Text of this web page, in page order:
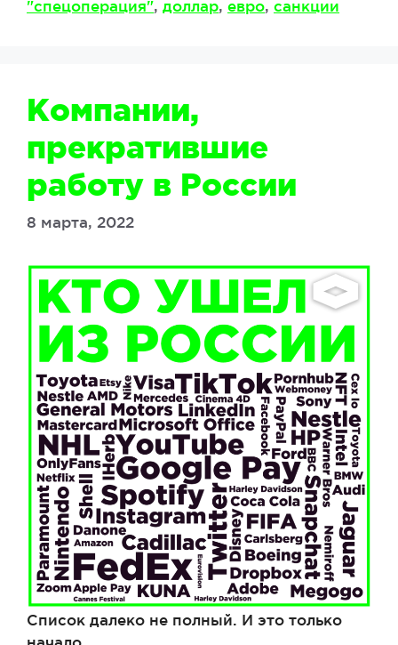
"спецоперация", доллар, евро, санкции
Компании,
прекратившие
работу в России
8 марта, 2022
Список далеко не полный. И это только
начало